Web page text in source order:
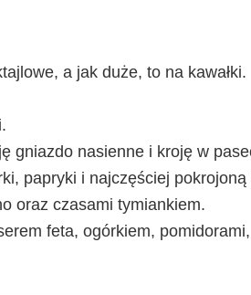
a jak duże, to na kawałki.
gniazdo nasienne i kroję w
papryki i najczęściej
oraz czasami tymiankiem.
feta, ogórkiem,